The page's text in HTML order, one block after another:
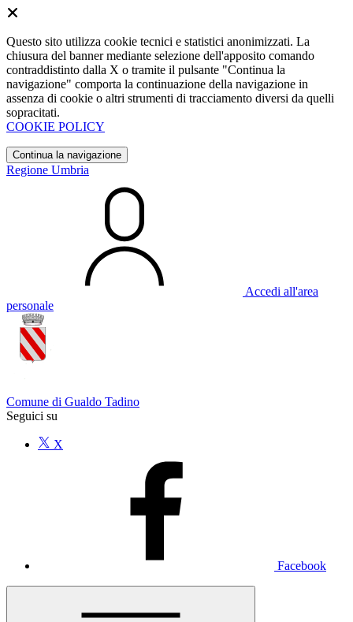
Questo sito utilizza cookie tecnici e statistici anonimizzati. La
chiusura del banner mediante selezione dell'apposito comando
contraddistinto dalla X o tramite il pulsante "Continua la
navigazione" comporta la continuazione della navigazione in
assenza di cookie o altri strumenti di tracciamento diversi da quelli
sopracitati.
COOKIE POLICY
Continua la navigazione
Regione Umbria
Accedi all'area
personale
Comune di Gualdo Tadino
Seguici su
X
Facebook